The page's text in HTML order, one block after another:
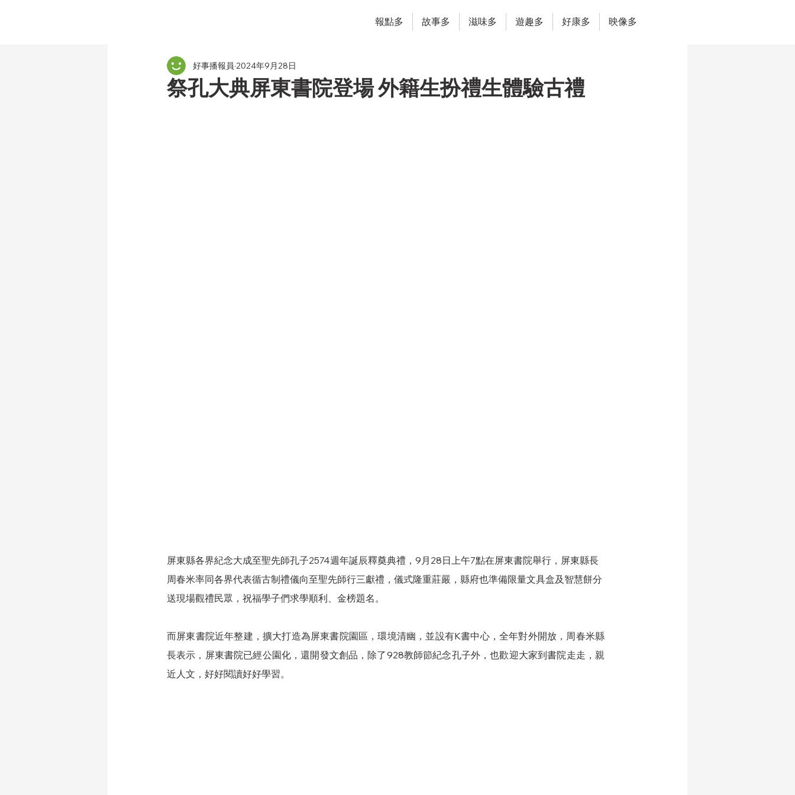
報點多 故事多 滋味多 遊趣多 好康多 映像多
祭孔大典屏東書院登場 外籍生扮禮生體驗古禮
好事播報員 2024年9月28日
屏東縣各界紀念大成至聖先師孔子2574週年誕辰釋奠典禮，9月28日上午7點在屏東書院舉行，屏東縣長
周春米率同各界代表循古制禮儀向至聖先師行三獻禮，儀式隆重莊嚴，縣府也準備限量文具盒及智慧餅分
送現場觀禮民眾，祝福學子們求學順利、金榜題名。
而屏東書院近年整建，擴大打造為屏東書院園區，環境清幽，並設有K書中心，全年對外開放，周春米縣
長表示，屏東書院已經公園化，還開發文創品，除了928教師節紀念孔子外，也歡迎大家到書院走走，親
近人文，好好閱讀好好學習。